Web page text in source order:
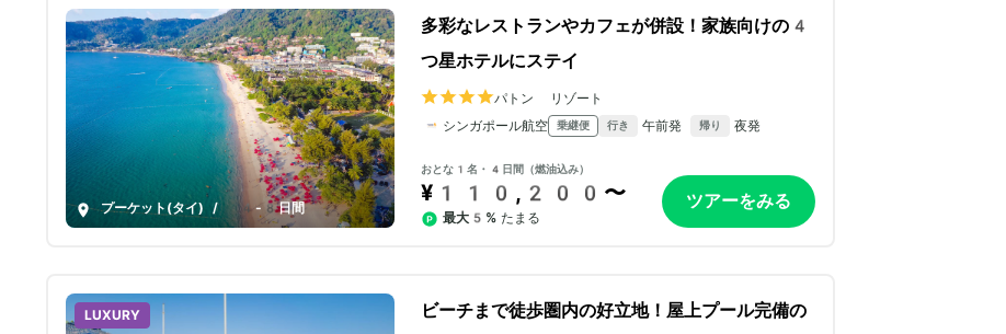
プーケット(タイ) / 4-8日間
多彩なレストランやカフェが併設！家族向けの4
つ星ホテルにステイ
パトン リゾート
シンガポール航空
乗継便 行き 午前発 帰り 夜発
おとな1名・4日間（燃油込み）
¥110,200〜
最大5% たまる
ツアーをみる
LUXURY
ビーチまで徒歩圏内の好立地！屋上プール完備の